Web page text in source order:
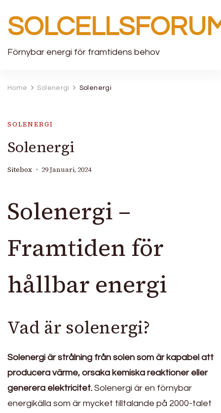
Förnybar energi för framtidens behov
Home Solenergi Solenergi
SOLENERGI
Solenergi
Sitebox 29 Januari, 2024
Solenergi –
Framtiden för
hållbar energi
Vad är solenergi?
Solenergi är strålning från solen som är kapabel att
producera värme, orsaka kemiska reaktioner eller
generera elektricitet. Solenergi är en förnybar
energikälla som är mycket tilltalande på 2000-talet